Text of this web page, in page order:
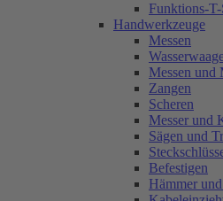
Funktions-
Handwerkzeuge
Messen
Messen und
Zangen
Scheren
Messer und
Sägen und
Befestigen
Hämmer